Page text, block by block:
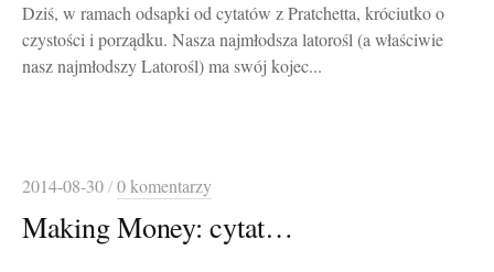
Dziś, w ramach odsapki od cytatów z Pratchetta, króciutko o
czystości i porządku. Nasza najmłodsza latorośl (a właściwie
nasz najmłodszy Latorośl) ma swój kojec...
2014-08-30/0 komentarzy
Making Money: cytat…